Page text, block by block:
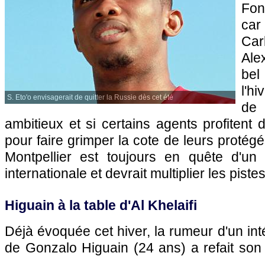
S. Eto'o envisagerait de quitter la Russie dès cet été
bel
ambitieux et si certains agents profitent
pour faire grimper la cote de leurs
Montpellier est toujours en quête d'un
internationale et devrait multiplier les
Higuain à la table d'Al Khelaifi
Déjà évoquée cet hiver, la rumeur d'un
de Gonzalo Higuain (24 ans) a refait